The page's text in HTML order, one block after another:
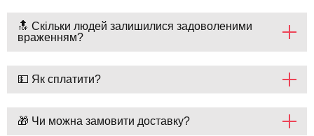
🔝 Скільки людей залишилися задоволеними
враженням?
💵 Як сплатити?
🎁 Чи можна замовити доставку?